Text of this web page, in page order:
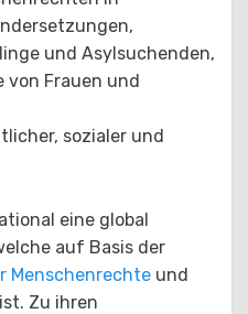
und Asylsuchenden,
von Frauen und
sozialer und
eine global
auf Basis der
Menschenrechte und
Zu ihren